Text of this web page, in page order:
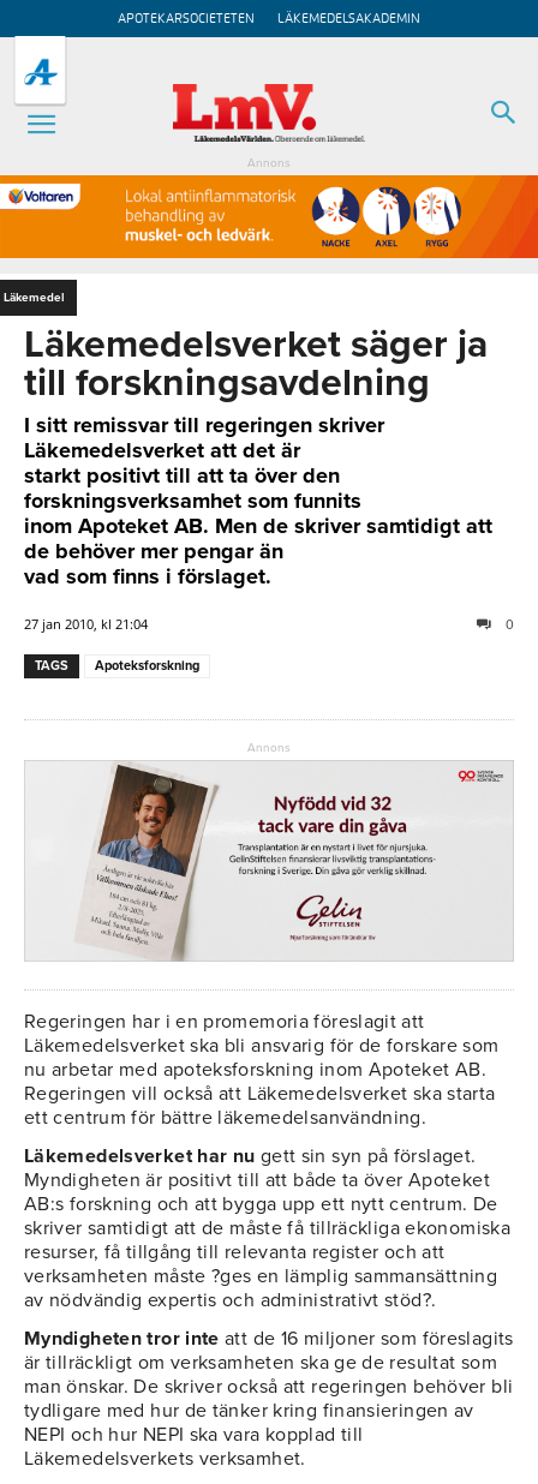
APOTEKARSOCIETETEN LÄKEMEDELSAKADEMIN
Annons
Läkemedel
Läkemedelsverket säger ja
till forskningsavdelning
I sitt remissvar till regeringen skriver
Läkemedelsverket att det är
starkt positivt till att ta över den
forskningsverksamhet som funnits
inom Apoteket AB. Men de skriver samtidigt att
de behöver mer pengar än
vad som finns i förslaget.
27 jan 2010, kl 21:04 0
TAGS Apoteksforskning
Annons
Regeringen har i en promemoria föreslagit att
Läkemedelsverket ska bli ansvarig för de forskare som
nu arbetar med apoteksforskning inom Apoteket AB.
Regeringen vill också att Läkemedelsverket ska starta
ett centrum för bättre läkemedelsanvändning.
Läkemedelsverket har nu gett sin syn på förslaget.
Myndigheten är positivt till att både ta över Apoteket
AB:s forskning och att bygga upp ett nytt centrum. De
skriver samtidigt att de måste få tillräckliga ekonomiska
resurser, få tillgång till relevanta register och att
verksamheten måste ?ges en lämplig sammansättning
av nödvändig expertis och administrativt stöd?.
Myndigheten tror inte att de 16 miljoner som föreslagits
är tillräckligt om verksamheten ska ge de resultat som
man önskar. De skriver också att regeringen behöver bli
tydligare med hur de tänker kring finansieringen av
NEPI och hur NEPI ska vara kopplad till
Läkemedelsverkets verksamhet.